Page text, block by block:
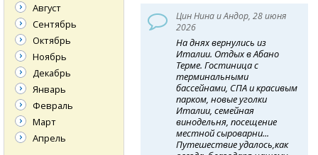
Цин Нина и Андор, 28 июня
2026
На днях вернулись из
Италии. Отдых в Абано
Терме. Гостиница с
терминальными
бассейнами, СПА и красивым
парком, новые уголки
Италии, семейная
винодельня, посещение
местной сыроварни...
Путешествие удалось,как
Август
Сентябрь
Октябрь
Ноябрь
Декабрь
Январь
Февраль
Март
Апрель